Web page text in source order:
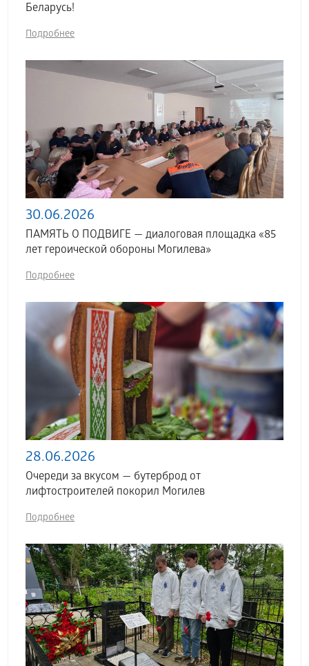
Беларусь!
Подробнее
30.06.2026
ПАМЯТЬ О ПОДВИГЕ — диалоговая площадка «85
лет героической обороны Могилева»
Подробнее
28.06.2026
Очереди за вкусом — бутерброд от
лифтостроителей покорил Могилев
Подробнее